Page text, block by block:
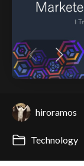
hiroramos
Technology